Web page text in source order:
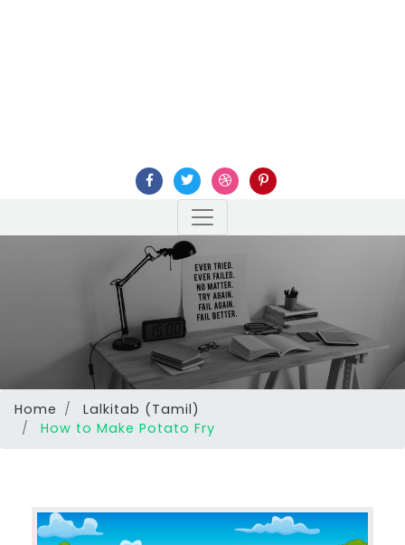
Home
Lalkitab (Tamil)
How to Make Potato Fry